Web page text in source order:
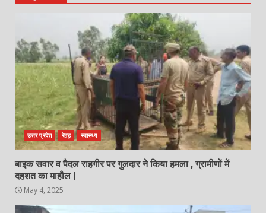
उत्तर प्रदेश रेहड़ स्वास्थ्य
बाइक सवार व पैदल राहगीर पर गुलदार ने किया हमला , ग्रामीणों में
दहशत का माहौल |
May 4, 2025